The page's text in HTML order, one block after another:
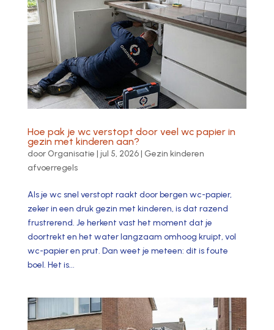
Hoe pak je wc verstopt door veel wc papier in
gezin met kinderen aan?
door Organisatie | jul 5, 2026| Gezin kinderen
afvoerregels
Als je wc snel verstopt raakt door bergen wc-papier,
zeker in een druk gezin met kinderen, is dat razend
frustrerend. Je herkent vast het moment dat je
doortrekt en het water langzaam omhoog kruipt, vol
wc-papier en prut. Dan weet je meteen: dit is foute
boel. Het is...